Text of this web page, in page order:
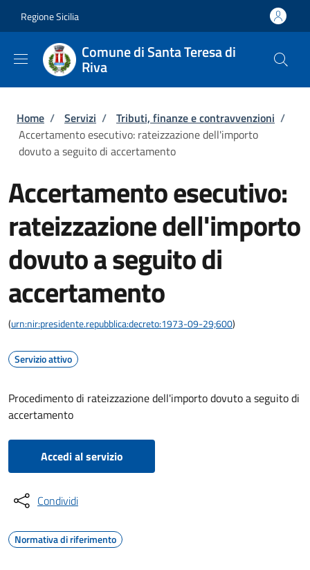
Regione Sicilia
Comune di Santa Teresa di
Riva
Briciole di pane
Home / Servizi / Tributi, finanze e contravvenzioni /
Accertamento esecutivo: rateizzazione dell'importo
dovuto a seguito di accertamento
Accertamento esecutivo:
rateizzazione dell'importo
dovuto a seguito di
accertamento
(urn:nir:presidente.repubblica:decreto:1973-09-29;600)
Servizio attivo
Procedimento di rateizzazione dell'importo dovuto a seguito di
accertamento
Accedi al servizio
Condividi
Normativa di riferimento